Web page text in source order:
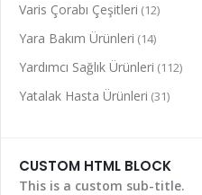
Varis Çorabı Çeşitleri (12)
Yara Bakım Ürünleri (14)
Yardımcı Sağlık Ürünleri (112)
Yatalak Hasta Ürünleri (31)
CUSTOM HTML BLOCK
This is a custom sub-title.